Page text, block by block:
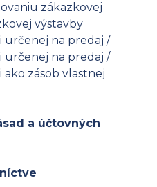
zákazkovej
výstavby
na predaj /
na predaj /
zásob vlastnej
a účtovných